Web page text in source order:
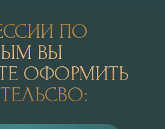
ПО
ВЫ
ОФОРМИТЬ